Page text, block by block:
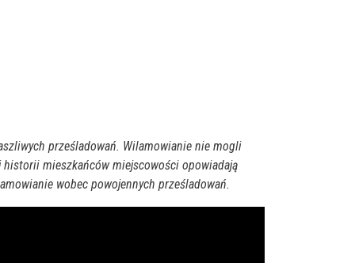
prześladowań. Wilamowianie nie mogli
historii mieszkańców miejscowości opowiadają
wobec powojennych prześladowań.